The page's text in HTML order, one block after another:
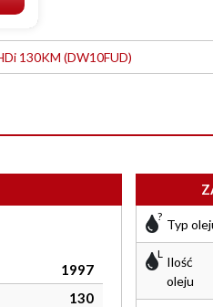
130KM (DW10FUD)
1997
130
Typ
Ilość
oleju